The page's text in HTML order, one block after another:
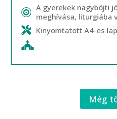
A gyerekek nagyböjti
meghívása, liturgiába
Kinyomtatott A4-es
Még